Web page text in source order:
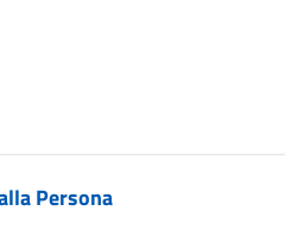
Persona